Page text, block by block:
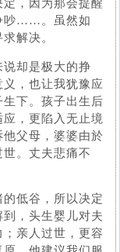
，因为那会提醒
吵……。虽然如
解决。
却是极大的挣
，也让我犹豫应
下。孩子出生后
，更陷入无止境
父母，婆婆由於
。丈夫悲痛不
低谷，所以决定
，头生婴儿对夫
亲人过世，更容